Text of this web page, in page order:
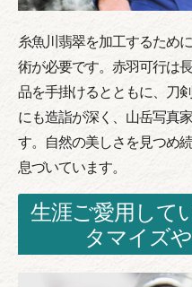
糸魚川翡翠を加工するため
術が必要です。赤羽可行は
品を手掛けるとともに、刀
にも造詣が深く、山岳写真
す。自然の美しさを見つめ
息づいています。
生涯ご愛用して
タマイズ